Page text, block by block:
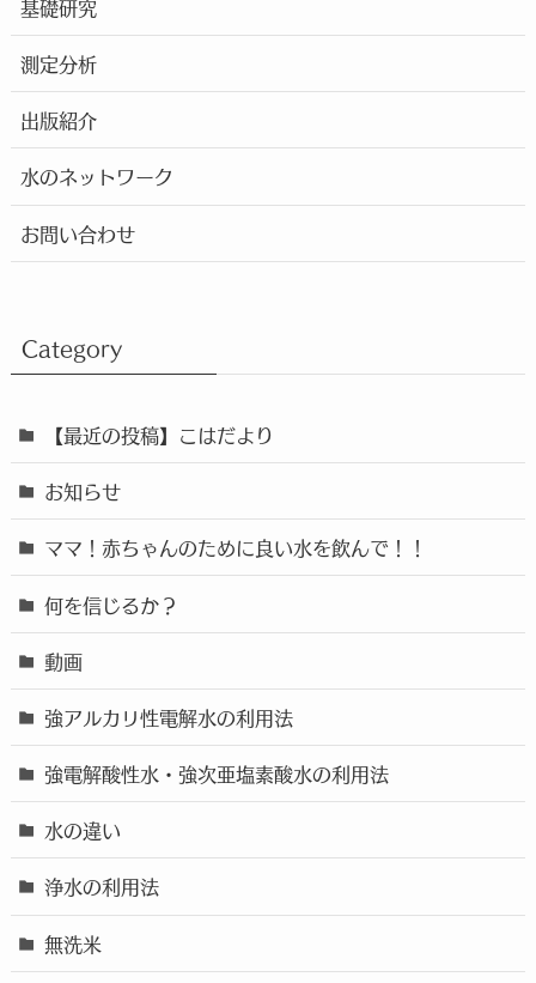
基礎研究
測定分析
出版紹介
水のネットワーク
お問い合わせ
Category
【最近の投稿】こはだより
お知らせ
ママ！赤ちゃんのために良い水を飲んで！！
何を信じるか？
動画
強アルカリ性電解水の利用法
強電解酸性水・強次亜塩素酸水の利用法
水の違い
浄水の利用法
無洗米